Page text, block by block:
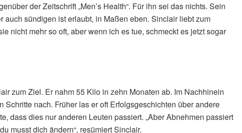
der Zeitschrift „Men’s Health“. Für ihn sei das nichts. Sein
auch sündigen ist erlaubt, in Maßen eben. Sinclair liebt zum
nicht mehr so oft, aber wenn ich es tue, schmeckt es jetzt sogar
zum Ziel. Er nahm 55 Kilo in zehn Monaten ab. Im Nachhinein
Schritte nach. Früher las er oft Erfolgsgeschichten über andere
dass dies nur anderen Leuten passiert. „Aber Abnehmen passiert
musst dich ändern“, resümiert Sinclair.